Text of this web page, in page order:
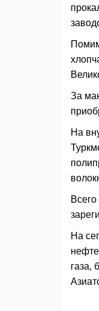
За
На
На
газа,